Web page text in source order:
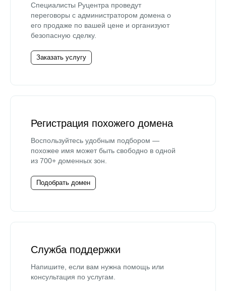
Специалисты Руцентра проведут
переговоры с администратором домена о
его продаже по вашей цене и организуют
безопасную сделку.
Заказать услугу
Регистрация похожего домена
Воспользуйтесь удобным подбором —
похожее имя может быть свободно в одной
из 700+ доменных зон.
Подобрать домен
Служба поддержки
Напишите, если вам нужна помощь или
консультация по услугам.